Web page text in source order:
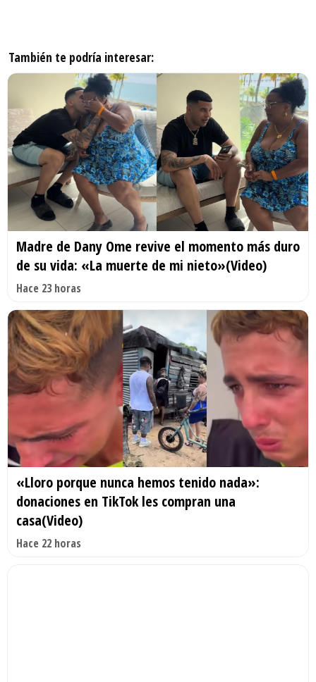
También te podría interesar:
Madre de Dany Ome revive el momento más duro
de su vida: «La muerte de mi nieto»(Video)
Hace 23 horas
«Lloro porque nunca hemos tenido nada»:
donaciones en TikTok les compran una
casa(Video)
Hace 22 horas